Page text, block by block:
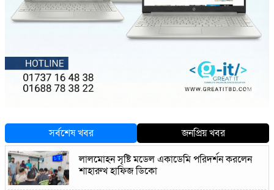
সর্বশেষ খবর
জনপ্রিয় খবর
লালমোহন সৃষ্টি মডেল একাডেমি পরিদর্শন করলেন
শাহারুখ হাফিজ ডিকো